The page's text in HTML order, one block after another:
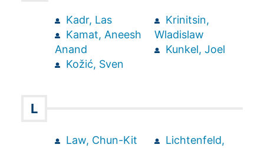
Kadr, Las
Kamat, Aneesh
Anand
Kožić, Sven
Krinitsin,
Wladislaw
Kunkel, Joel
L
Law, Chun-Kit
Lichtenfeld,